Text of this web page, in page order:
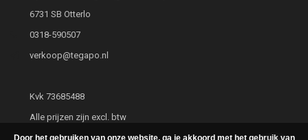
6731 SB Otterlo
0318-590507
verkoop@tegapo.nl
Kvk 73685488
Alle prijzen zijn excl. btw
Door het gebruiken van onze website, ga je akkoord met het gebruik van